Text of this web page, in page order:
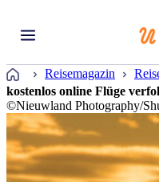
Startseite
Reisemagazin
kostenlos online Flüge
©Nieuwland Photography/